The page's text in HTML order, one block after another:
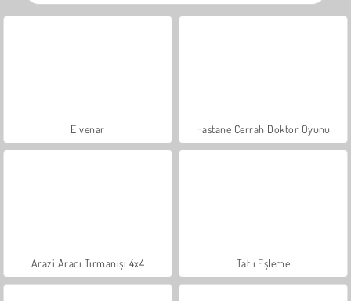
Elvenar Hastane Cerrah Doktor Oyunu
Arazi Aracı Tırmanışı 4x4 Tatlı Eşleme